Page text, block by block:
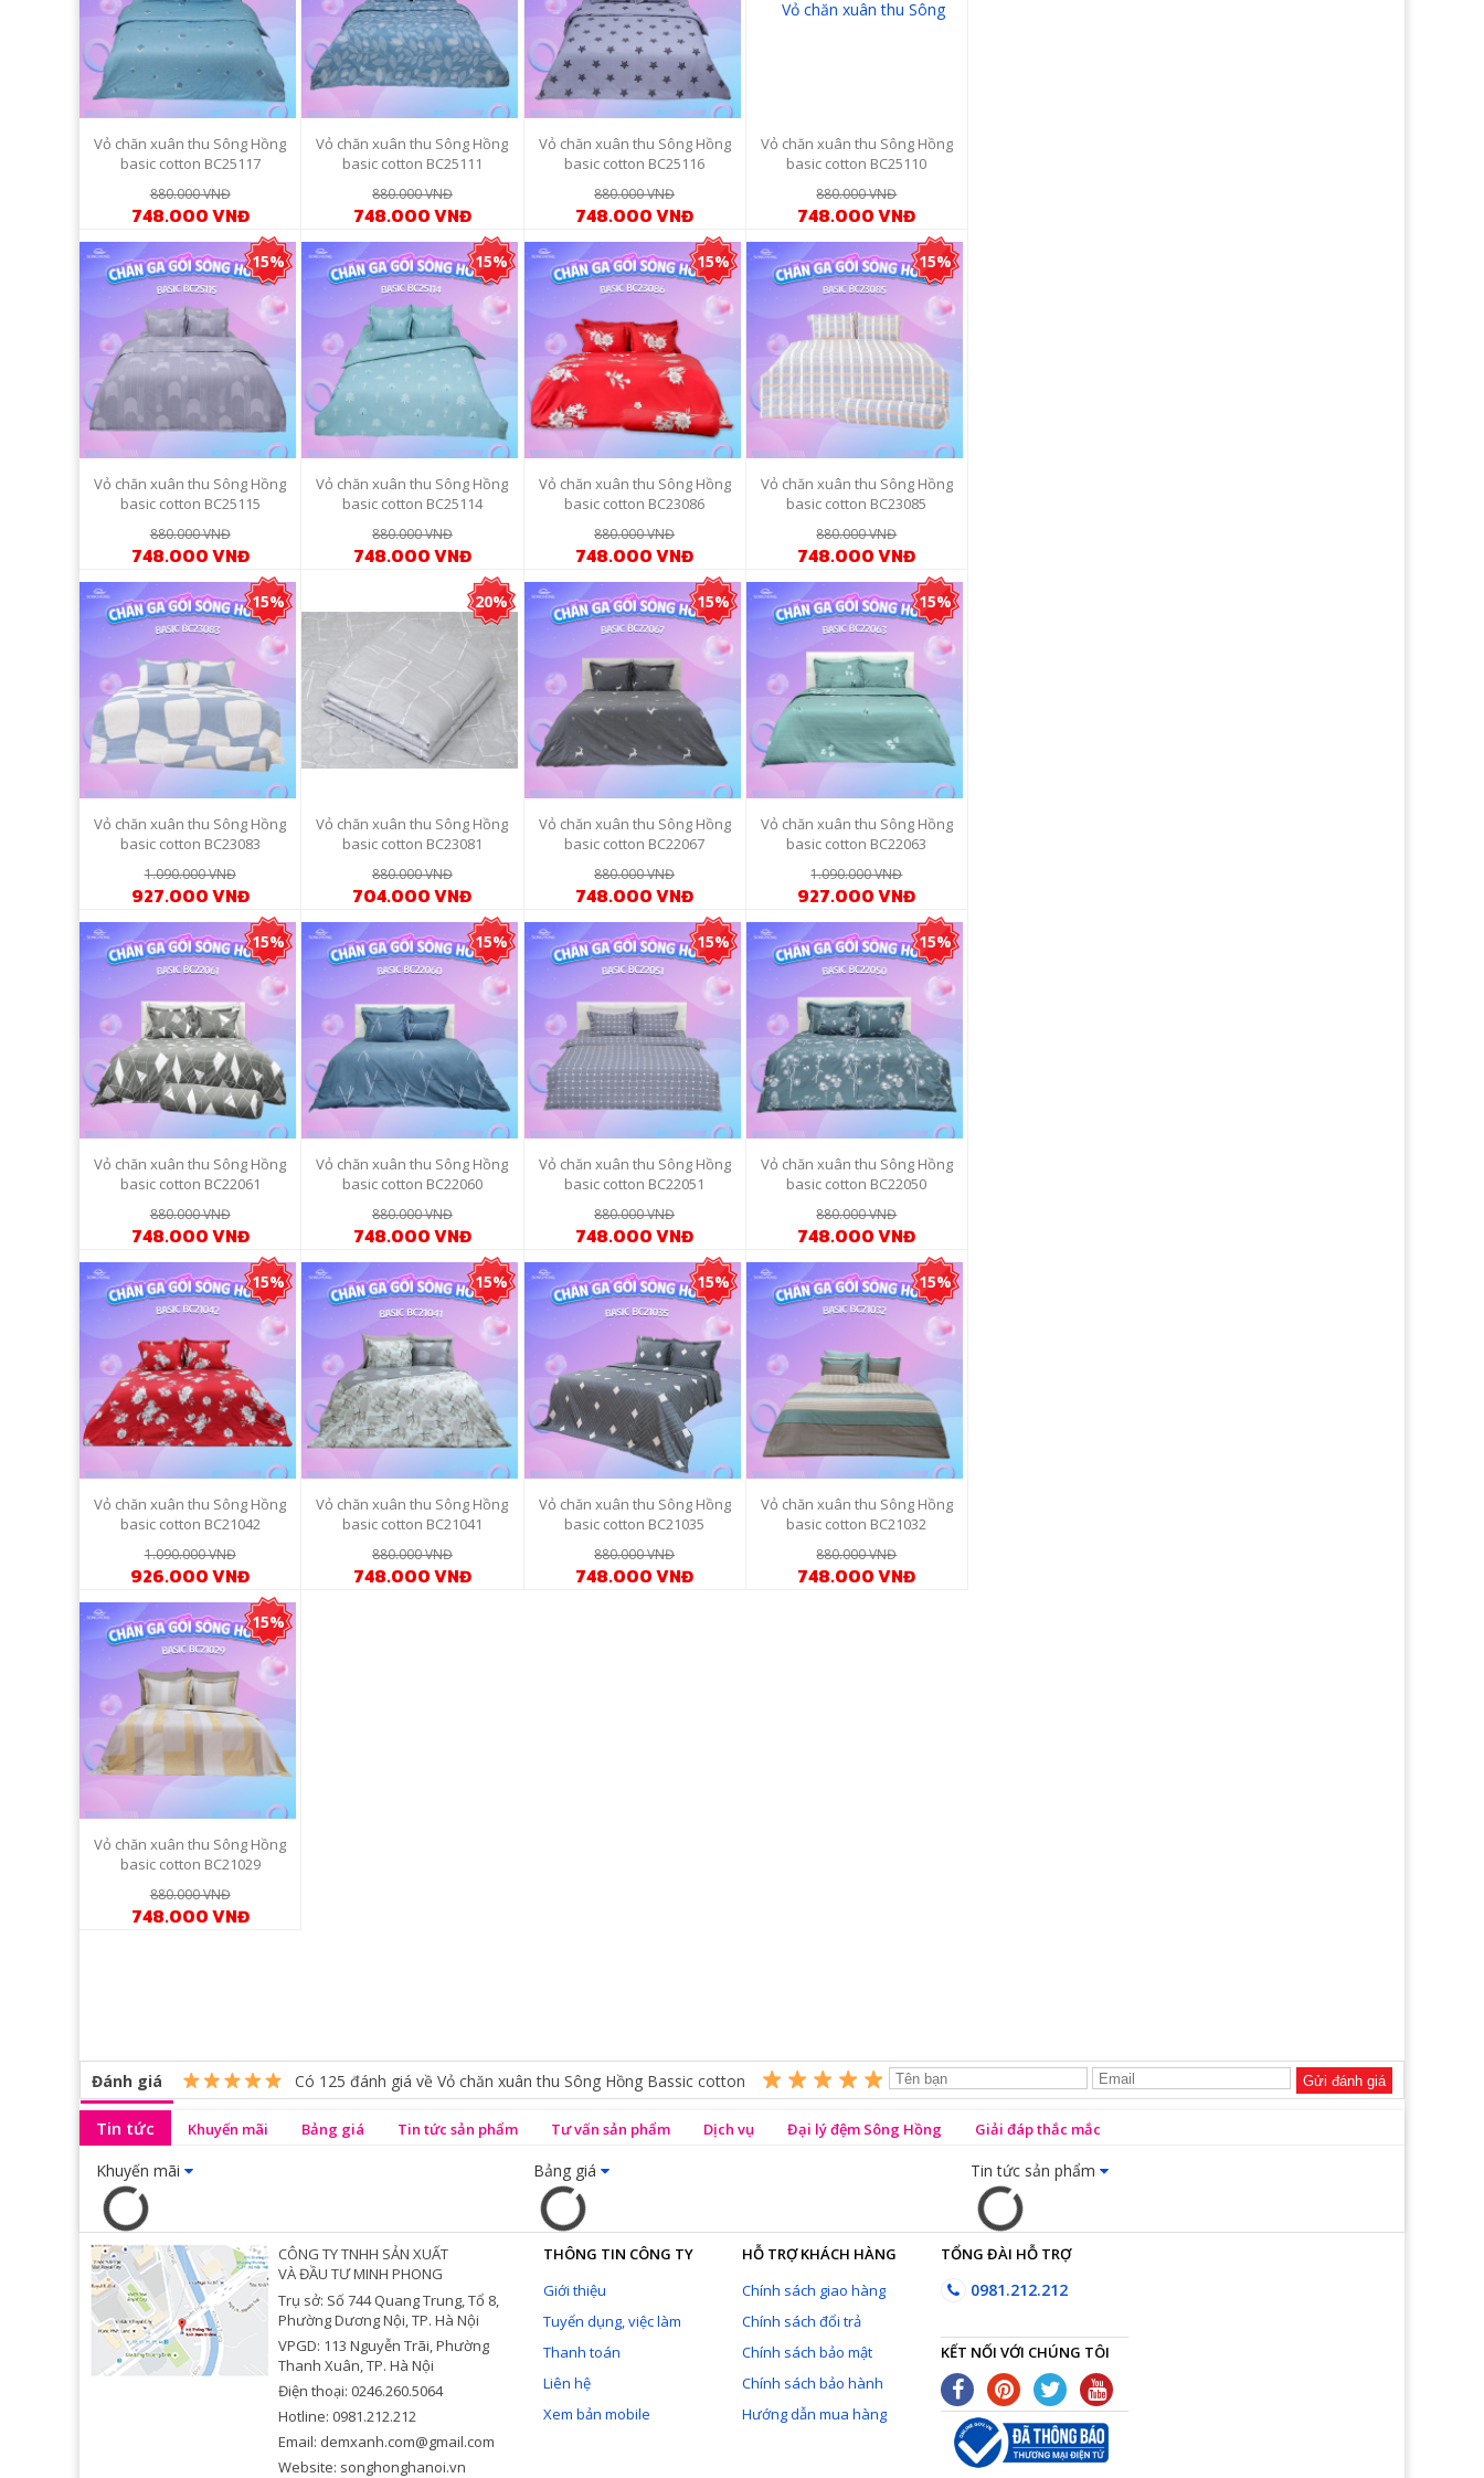
Vỏ chăn xuân thu Sông Hồng
basic cotton BC25117
880.000 VNĐ
748.000 VNĐ
Vỏ chăn xuân thu Sông Hồng
basic cotton BC25111
880.000 VNĐ
748.000 VNĐ
Vỏ chăn xuân thu Sông Hồng
basic cotton BC25116
880.000 VNĐ
748.000 VNĐ
Vỏ chăn xuân thu Sông Hồng
basic cotton BC25110
880.000 VNĐ
748.000 VNĐ
15%
Vỏ chăn xuân thu Sông Hồng
basic cotton BC25115
880.000 VNĐ
748.000 VNĐ
15%
Vỏ chăn xuân thu Sông Hồng
basic cotton BC25114
880.000 VNĐ
748.000 VNĐ
15%
Vỏ chăn xuân thu Sông Hồng
basic cotton BC23086
880.000 VNĐ
748.000 VNĐ
15%
Vỏ chăn xuân thu Sông Hồng
basic cotton BC23085
880.000 VNĐ
748.000 VNĐ
15%
Vỏ chăn xuân thu Sông Hồng
basic cotton BC23083
1.090.000 VNĐ
927.000 VNĐ
20%
Vỏ chăn xuân thu Sông Hồng
basic cotton BC23081
880.000 VNĐ
704.000 VNĐ
15%
Vỏ chăn xuân thu Sông Hồng
basic cotton BC22067
880.000 VNĐ
748.000 VNĐ
15%
Vỏ chăn xuân thu Sông Hồng
basic cotton BC22063
1.090.000 VNĐ
927.000 VNĐ
15%
Vỏ chăn xuân thu Sông Hồng
basic cotton BC22061
880.000 VNĐ
748.000 VNĐ
15%
Vỏ chăn xuân thu Sông Hồng
basic cotton BC22060
880.000 VNĐ
748.000 VNĐ
15%
Vỏ chăn xuân thu Sông Hồng
basic cotton BC22051
880.000 VNĐ
748.000 VNĐ
15%
Vỏ chăn xuân thu Sông Hồng
basic cotton BC22050
880.000 VNĐ
748.000 VNĐ
15%
Vỏ chăn xuân thu Sông Hồng
basic cotton BC21042
1.090.000 VNĐ
926.000 VNĐ
15%
Vỏ chăn xuân thu Sông Hồng
basic cotton BC21041
880.000 VNĐ
748.000 VNĐ
15%
Vỏ chăn xuân thu Sông Hồng
basic cotton BC21035
880.000 VNĐ
748.000 VNĐ
15%
Vỏ chăn xuân thu Sông Hồng
basic cotton BC21032
880.000 VNĐ
748.000 VNĐ
15%
Vỏ chăn xuân thu Sông Hồng
basic cotton BC21029
880.000 VNĐ
748.000 VNĐ
Đánh giá Có 125 đánh giá về Vỏ chăn xuân thu Sông Hồng Bassic cotton Gửi đánh giá
Tin tức Khuyến mãi Bảng giá Tin tức sản phẩm Tư vấn sản phẩm Dịch vụ Đại lý đệm Sông Hồng Giải đáp thắc mắc
Khuyến mãi Bảng giá Tin tức sản phẩm
CÔNG TY TNHH SẢN XUẤT
VÀ ĐẦU TƯ MINH PHONG
Trụ sở: Số 744 Quang Trung, Tổ 8,
Phường Dương Nội, TP. Hà Nội
VPGD: 113 Nguyễn Trãi, Phường
Thanh Xuân, TP. Hà Nội
Điện thoại: 0246.260.5064
Hotline: 0981.212.212
Email: demxanh.com@gmail.com
Website: songhonghanoi.vn
THÔNG TIN CÔNG TY
Giới thiệu
Tuyển dụng, việc làm
Thanh toán
Liên hệ
Xem bản mobile
HỖ TRỢ KHÁCH HÀNG
Chính sách giao hàng
Chính sách đổi trả
Chính sách bảo mật
Chính sách bảo hành
Hướng dẫn mua hàng
TỔNG ĐÀI HỖ TRỢ
0981.212.212
KẾT NỐI VỚI CHÚNG TÔI